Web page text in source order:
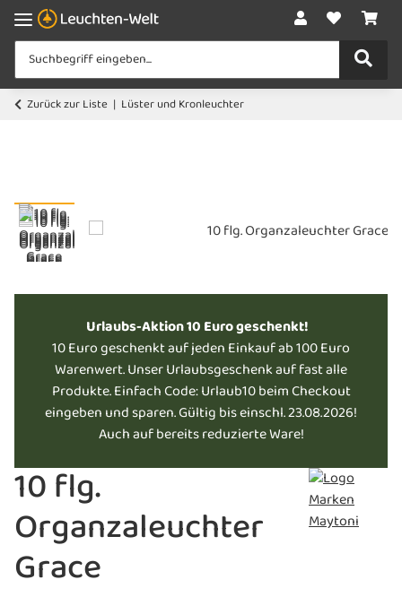
Zurück zur Liste Lüster und Kronleuchter
Urlaubs-Aktion 10 Euro geschenkt!
10 Euro geschenkt auf jeden Einkauf ab 100 Euro
Warenwert. Unser Urlaubsgeschenk auf fast alle
Produkte. Einfach Code: Urlaub10 beim Checkout
eingeben und sparen. Gültig bis einschl. 23.08.2026!
Auch auf bereits reduzierte Ware!
10 flg.
Organzaleuchter
Grace